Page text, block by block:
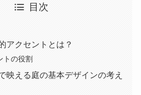
目次
アクセントとは？
トの役割
映える庭の基本デザインの考え